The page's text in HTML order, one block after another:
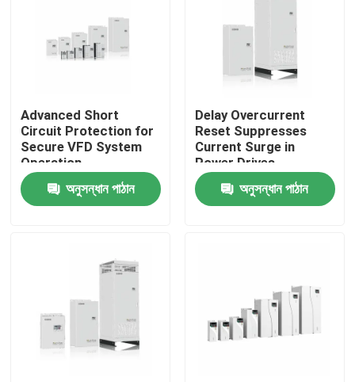
কারখানা পরিদর্শন
গুণমান নিয়ন্ত্রণ
একটি উদ্ধৃতি অনুরোধ করুন
Advanced Short
Circuit Protection for
Secure VFD System
Operation
অনুসন্ধান পাঠান
Delay Overcurrent
Reset Suppresses
Current Surge in
Power Drives
অনুসন্ধান পাঠান